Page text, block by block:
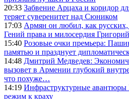
20:33 Забвение Арцаха и коридор
теряет суверенитет над Сюником
17:03 Армян он любил, как русских,
Гений права и милосердия
15:40 Розовые очки премьера:
памятью и празднует
14:48 Дмитрий Медведев:
вызовет в Армении глубокий
что похуже…
14:19 Инфраструктурные авантюры
режим к краху